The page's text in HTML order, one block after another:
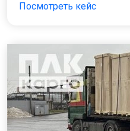
Посмотреть кейс